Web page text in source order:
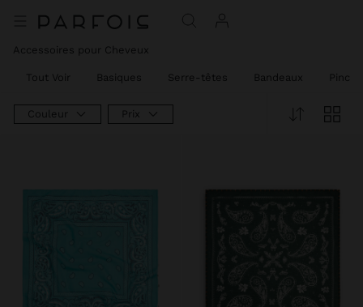
Accessoires pour Cheveux
Tout Voir Basiques Serre-têtes Bandeaux Pinces
Couleur Prix